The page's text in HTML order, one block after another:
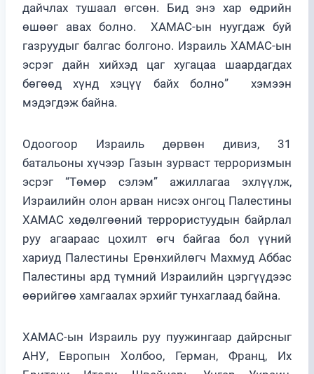
дайчлах тушаал өгсөн. Бид энэ хар өдрийн
өшөөг авах болно. ХАМАС-ын нуугдаж буй
газруудыг балгас болгоно. Израиль ХАМАС-ын
эсрэг дайн хийхэд цаг хугацаа шаардагдах
бөгөөд хүнд хэцүү байх болно” хэмээн
мэдэгдэж байна.
Одоогоор Израиль дөрвөн дивиз, 31
батальоны хүчээр Газын зурваст терроризмын
эсрэг “Төмөр сэлэм” ажиллагаа эхлүүлж,
Израилийн олон арван нисэх онгоц Палестины
ХАМАС хөдөлгөөний террористуудын байрлал
руу агаараас цохилт өгч байгаа бол үүний
хариуд Палестины Ерөнхийлөгч Махмуд Аббас
Палестины ард түмний Израилийн цэргүүдээс
өөрийгөө хамгаалах эрхийг тунхаглаад байна.
ХАМАС-ын Израиль руу пуужингаар дайрсныг
АНУ, Европын Холбоо, Герман, Франц, Их